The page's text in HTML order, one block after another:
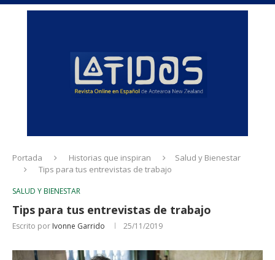
Portada Historias que inspiran
Salud y Bienestar
Tips para tus entrevistas de trabajo
SALUD Y BIENESTAR
Tips para tus entrevistas de trabajo
Escrito por Ivonne Garrido 25/11/2019